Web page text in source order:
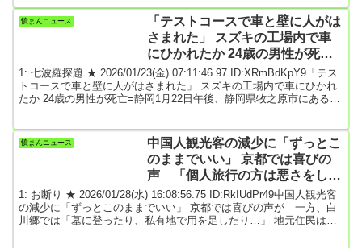
家でしてください」と訴えた上で「この南港ストリートピアノはフ
ードコートの中にあります。つっかえてばかりの演奏に多くのクレ
憤まんニュース
「テストコースで車と壁に人がは
さまれた」 スズキの工場内で車
にひかれたか 24歳の男性が死亡=
静岡
1: 七波羅探題 ★ 2026/01/23(金) 07:11:46.97 ID:XRmBdKpY9「テス
トコースで車と壁に人がはさまれた」 スズキの工場内で車にひかれ
たか 24歳の男性が死亡=静岡1月22日午後、静岡県牧之原市にある自
ぎ、牧之原市白井のスズキ相良工場で、「テストコースで車と壁に
人がはさまれた」と工場内にいた人から消防に通報がありました。
憤まんニュース
中国人観光客の減少に「ずっとこ
のままでいい」 京都では喜びの
声 「個人旅行の方は悪さをしな
いが団体客は最悪！！！
1: お断り ★ 2026/01/28(水) 16:08:56.75 ID:RkIUdPr49中国人観光客
の減少に「ずっとこのままでいい」 京都では喜びの声が 一方、白
川郷では「墓に登ったり、私有地で用を足したり…」 地元住民は嘆